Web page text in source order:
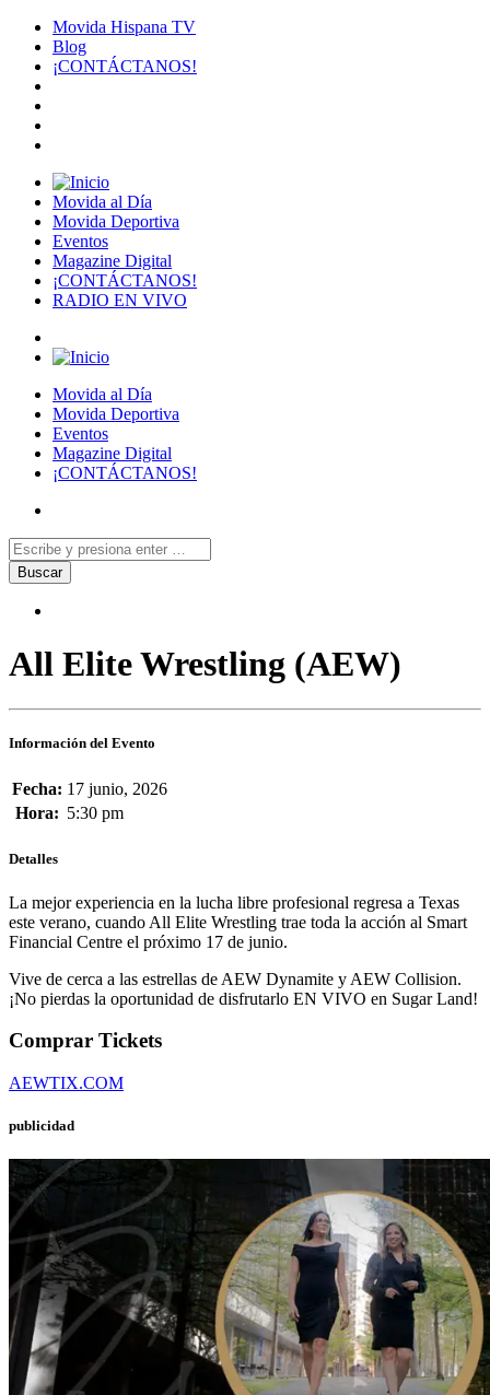
Movida Hispana TV
Blog
¡CONTÁCTANOS!
Movida al Día
Movida Deportiva
Eventos
Magazine Digital
¡CONTÁCTANOS!
RADIO EN VIVO
Movida al Día
Movida Deportiva
Eventos
Magazine Digital
¡CONTÁCTANOS!
All Elite Wrestling (AEW)
Información del Evento
Fecha: 17 junio, 2026
Hora: 5:30 pm
Detalles
La mejor experiencia en la lucha libre profesional regresa a Texas
este verano, cuando All Elite Wrestling trae toda la acción al Smart
Financial Centre el próximo 17 de junio.
Vive de cerca a las estrellas de AEW Dynamite y AEW Collision.
¡No pierdas la oportunidad de disfrutarlo EN VIVO en Sugar Land!
Comprar Tickets
AEWTIX.COM
publicidad